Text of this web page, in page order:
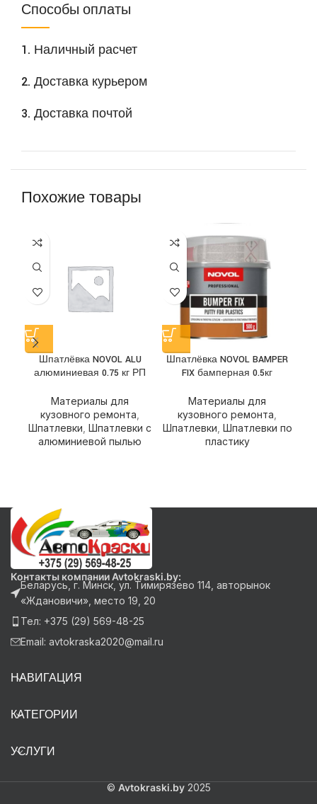
Способы оплаты
1. Наличный расчет
2. Доставка курьером
3. Доставка почтой
Похожие товары
Шпатлёвка NOVOL ALU
алюминиевая 0.75 кг РП
Материалы для
кузовного ремонта
Шпатлевки Шпатлевки с
алюминиевой пылью
Шпатлёвка NOVOL BAMPER
FIX бамперная 0.5кг
Материалы для
кузовного ремонта
Шпатлевки Шпатлевки по
пластику
Контакты компании Avtokraski.by:
Беларусь, г. Минск, ул. Тимирязево 114, авторынок
«Ждановичи», место 19, 20
Тел: +375 (29) 569-48-25
Email: avtokraska2020@mail.ru
НАВИГАЦИЯ
КАТЕГОРИИ
УСЛУГИ
© Avtokraski.by2025